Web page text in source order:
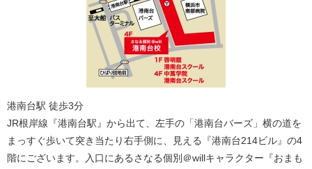
港南台駅 徒歩3分
JR根岸線『港南台駅』から出て、左手の「港南台バーズ」横の道を
まっすぐ歩いて突き当たり右手側に、見える『港南台214ビル』の4
階にございます。入口にあるさなる個別＠willキャラクター『おまも